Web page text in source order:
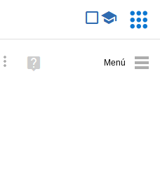
Búsqueda avanzada
Ayuda
(en